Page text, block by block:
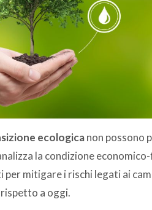
ecologicanon possono
la condizione
mitigare i rischi legati ai
a oggi.